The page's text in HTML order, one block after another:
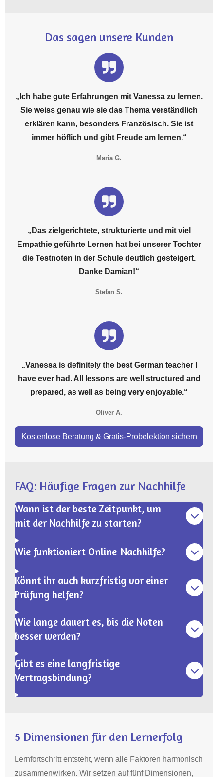
Das sagen unsere Kunden
„Ich habe gute Erfahrungen mit Vanessa zu lernen.
Sie weiss genau wie sie das Thema verständlich
erklären kann, besonders Französisch. Sie ist
immer höflich und gibt Freude am lernen.“
Maria G.
„Das zielgerichtete, strukturierte und mit viel
Empathie geführte Lernen hat bei unserer Tochter
die Testnoten in der Schule deutlich gesteigert.
Danke Damian!“
Stefan S.
„Vanessa is definitely the best German teacher I
have ever had. All lessons are well structured and
prepared, as well as being very enjoyable.“
Oliver A.
Kostenlose Beratung & Gratis-Probelektion sichern
FAQ: Häufige Fragen zur Nachhilfe
Wann ist der beste Zeitpunkt, um
mit der Nachhilfe zu starten?
Wie funktioniert Online-Nachhilfe?
Könnt ihr auch kurzfristig vor einer
Prüfung helfen?
Wie lange dauert es, bis die Noten
besser werden?
Gibt es eine langfristige
Vertragsbindung?
5 Dimensionen für den Lernerfolg
Lernfortschritt entsteht, wenn alle Faktoren harmonisch
zusammenwirken. Wir setzen auf fünf Dimensionen,